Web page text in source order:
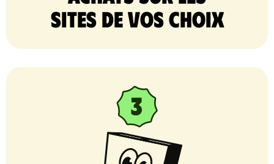
sites de vos choix